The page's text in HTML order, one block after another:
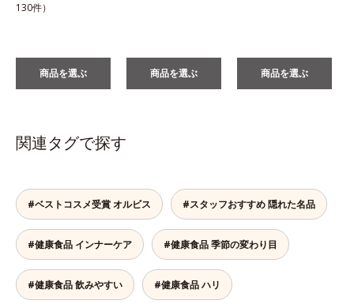
130件）
商品を選ぶ 商品を選ぶ 商品を選ぶ
関連タグで探す
#ベストコスメ受賞 オルビス #スタッフおすすめ 隠れた名品
#健康食品 インナーケア #健康食品 季節の変わり目
#健康食品 飲みやすい #健康食品 ハリ